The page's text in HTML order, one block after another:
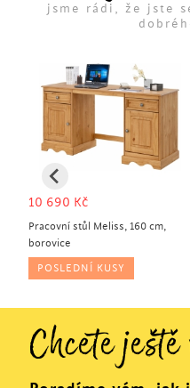
jsme rádi, že jste
10 690 Kč
Pracovní stůl Meliss, 160 cm,
borovice
POSLEDNÍ KUSY
Chcete